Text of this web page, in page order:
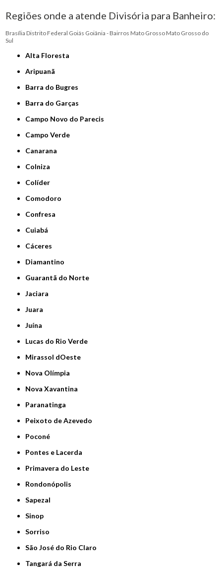
Regiões onde a atende Divisória para Banheiro:
Brasília Distrito Federal Goiás Goiânia - Bairros Mato Grosso Mato Grosso do
Sul
Alta Floresta
Aripuanã
Barra do Bugres
Barra do Garças
Campo Novo do Parecis
Campo Verde
Canarana
Colniza
Colíder
Comodoro
Confresa
Cuiabá
Cáceres
Diamantino
Guarantã do Norte
Jaciara
Juara
Juína
Lucas do Rio Verde
Mirassol dOeste
Nova Olímpia
Nova Xavantina
Paranatinga
Peixoto de Azevedo
Poconé
Pontes e Lacerda
Primavera do Leste
Rondonópolis
Sapezal
Sinop
Sorriso
São José do Rio Claro
Tangará da Serra